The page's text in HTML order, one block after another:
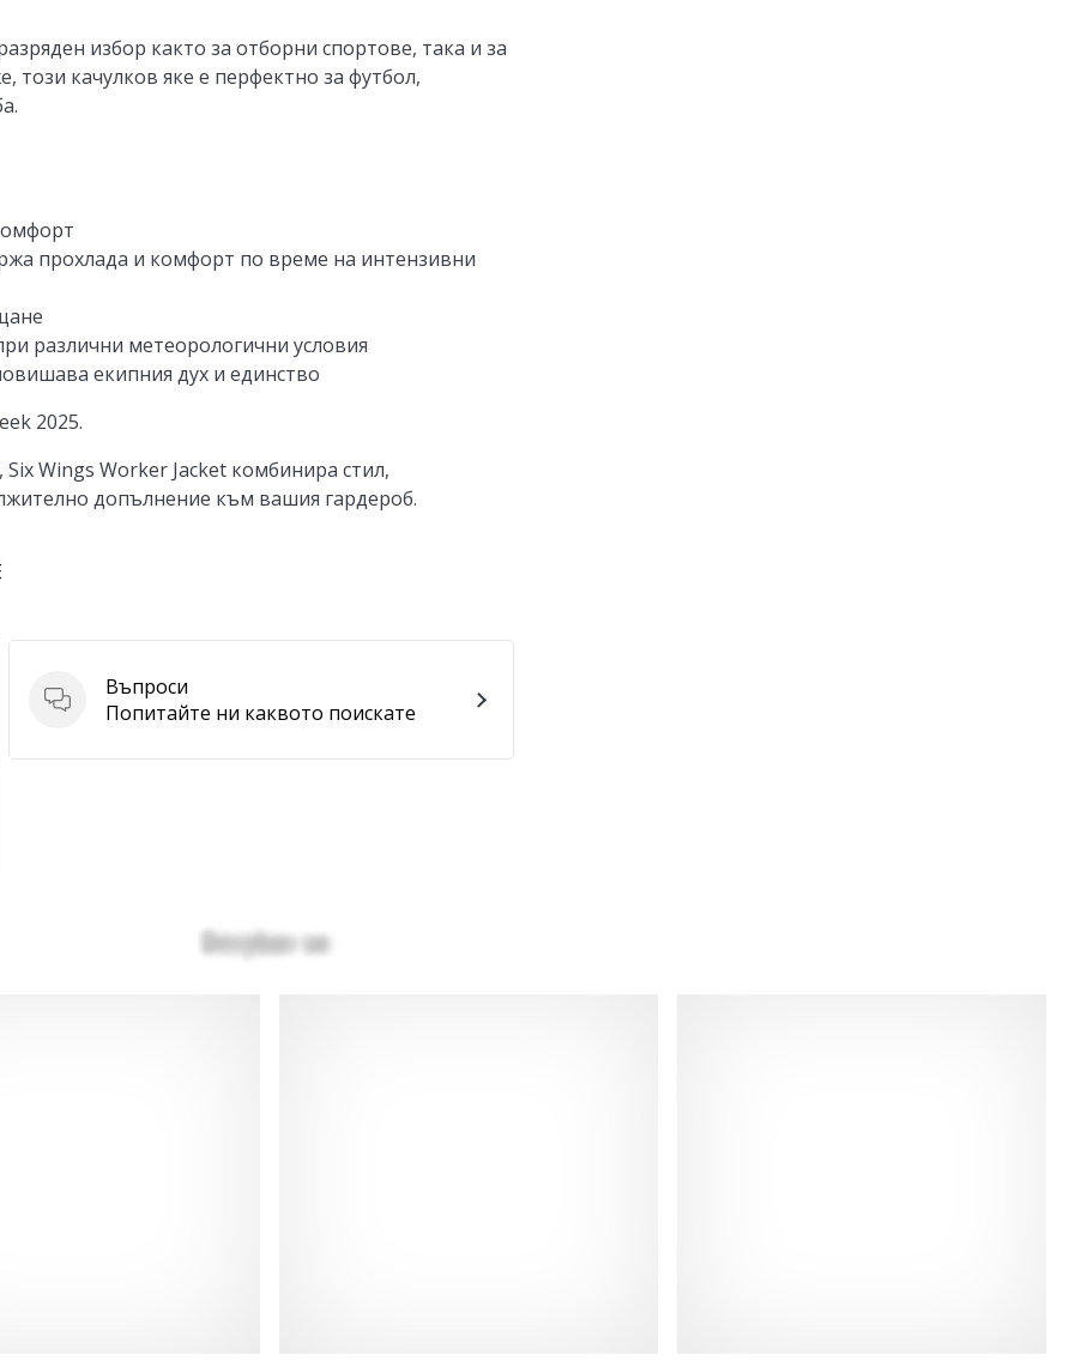
избор както за отборни спортове, така и за
качулков яке е перфектно за футбол,
прохлада и комфорт по време на интензивни
различни метеорологични условия
екипния дух и единство
2025.
Wings Worker Jacket комбинира стил,
допълнение към вашия гардероб.
Въпроси
Въпроси
Попитайте ни каквото поискате